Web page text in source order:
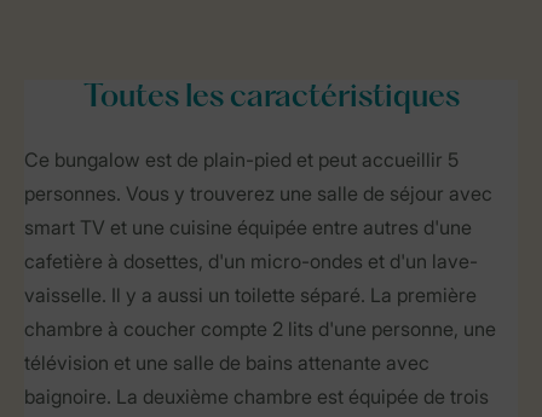
Toutesles caractéristiques
Ce bungalow est de plain-pied et peut accueillir 5
personnes. Vous y trouverez une salle de séjour avec
smart TV et une cuisine équipée entre autres d'une
cafetière à dosettes, d'un micro-ondes et d'un lave-
vaisselle. Il y a aussi un toilette séparé. La première
chambre à coucher compte 2 lits d'une personne, une
télévision et une salle de bains attenante avec
baignoire. La deuxième chambre est équipée de trois